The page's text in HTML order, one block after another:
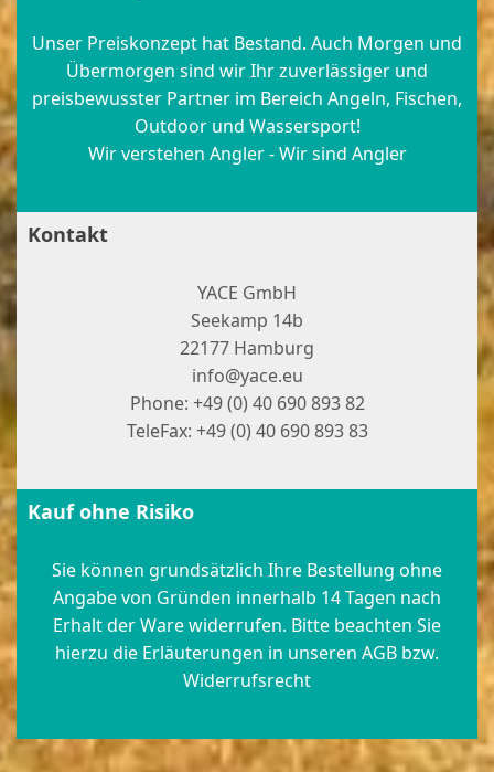
Unser Preiskonzept hat Bestand. Auch Morgen und
Übermorgen sind wir Ihr zuverlässiger und
preisbewusster Partner im Bereich Angeln, Fischen,
Outdoor und Wassersport!
Wir verstehen Angler - Wir sind Angler
Kontakt
YACE GmbH
Seekamp 14b
22177 Hamburg
info@yace.eu
Phone: +49 (0) 40 690 893 82
TeleFax: +49 (0) 40 690 893 83
Kauf ohne Risiko
Sie können grundsätzlich Ihre Bestellung ohne
Angabe von Gründen innerhalb 14 Tagen nach
Erhalt der Ware widerrufen. Bitte beachten Sie
hierzu die Erläuterungen in unseren AGB bzw.
Widerrufsrecht